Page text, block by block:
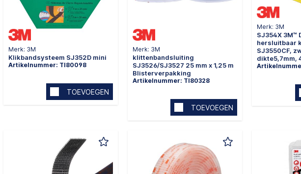
Merk: 3M
Klikbandsysteem SJ352D mini
Artikelnummer: TI80098
TOEVOEGEN
Merk: 3M
klittenbandsluiting
SJ3526/SJ3527 25 mm x 1,25 m
Blisterverpakking
Artikelnummer: TI80328
TOEVOEGEN
Merk: 3M
SJ354X 3M™
hersluitbaar
SJ3550CF,
dikte5,7mm,